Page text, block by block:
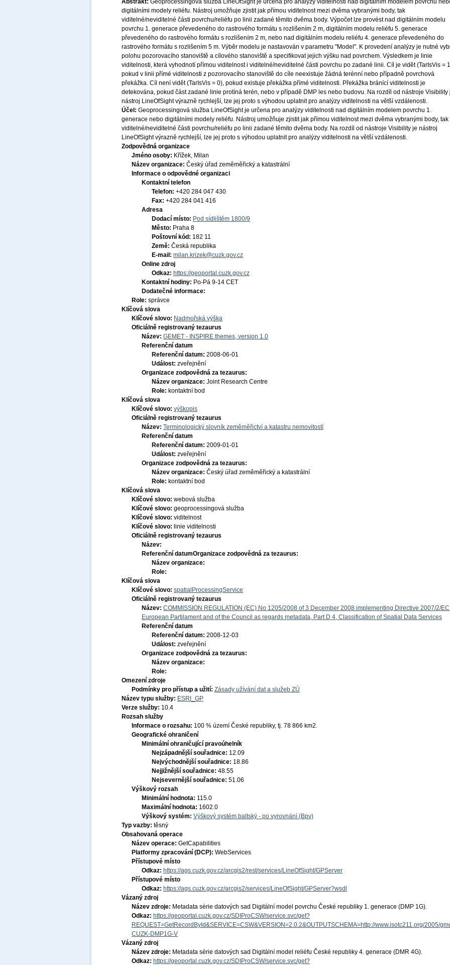
Abstrakt: Geoprocessingová služba LineOfSight je určena pro analýzy viditelnosti nad digitálním modelem povrchu
digitálními modely reliéfu. Nástroj umožňuje zjistit jak přímou viditelnost mezi dvěma vybranými body, tak
viditelné/neviditelné části povrchu/reliéfu po linii zadané těmito dvěma body. Výpočet lze provést nad digitálním modelu
povrchu 1. generace převedeného do rastrového formátu s rozlišením 2 m, digitálním modelu reliéfu 5. generace
převedeného do rastrového formátu s rozlišením 2 m, nebo nad digitálním modelu reliéfu 4. generace převedeného do
rastrového formátu s rozlišením 5 m. Výběr modelu je nastavován v parametru "Model". K provedení analýzy je nutné
polohu pozorovacího stanoviště a cílového stanoviště a specifikovat jejich výšku nad povrchem. Výsledkem je linie
viditelnosti, která vyhodnotí přímou viditelnost i viditelné/neviditelné části povrchu po zadané linii. Cíl je vidět (TarIsVis =
pokud v linii přímé viditelnosti z pozorovacího stanoviště do cíle neexistuje žádná terénní nebo případně povrchová
překážka. Cíl není vidět (TarIsVis = 0), pokud existuje překážka přímé viditelnosti. Překážka bránící viditelnosti je
detekována, pokud část zadané linie protíná terén, nebo v případě DMP les nebo budovu. Na rozdíl od nástroje Visibility
nástroj LineOfSight výrazně rychlejší, lze jej proto s výhodou uplatnit pro analýzy viditelnosti na větší vzdálenosti.
Účel: Geoprocessingová služba LineOfSight je určena pro analýzy viditelnosti nad digitálním modelem povrchu 1.
generace nebo digitálními modely reliéfu. Nástroj umožňuje zjistit jak přímou viditelnost mezi dvěma vybranými body, tak
viditelné/neviditelné části povrchu/reliéfu po linii zadané těmito dvěma body. Na rozdíl od nástroje Visibility je nástroj
LineOfSight výrazně rychlejší, lze jej proto s výhodou uplatnit pro analýzy viditelnosti na větší vzdálenosti.
Zodpovědná organizace
Jméno osoby: Křížek, Milan
Název organizace: Český úřad zeměměřický a katastrální
Informace o odpovědné organizaci
Kontaktní telefon
Telefon: +420 284 047 430
Fax: +420 284 041 416
Adresa
Dodací místo: Pod sídlištěm 1800/9
Město: Praha 8
Poštovní kód: 182 11
Země: Česká republika
E-mail: milan.krizek@cuzk.gov.cz
Online zdroj
Odkaz: https://geoportal.cuzk.gov.cz
Kontaktní hodiny: Po-Pá 9-14 CET
Dodatečné informace:
Role: správce
Klíčová slova
Klíčové slovo: Nadmořská výška
Oficiálně registrovaný tezaurus
Název: GEMET - INSPIRE themes, version 1.0
Referenční datum
Referenční datum: 2008-06-01
Událost: zveřejnění
Organizace zodpovědná za tezaurus:
Název organizace: Joint Research Centre
Role: kontaktní bod
Klíčová slova
Klíčové slovo: výškopis
Oficiálně registrovaný tezaurus
Název: Terminologický slovník zeměměřictví a katastru nemovitostí
Referenční datum
Referenční datum: 2009-01-01
Událost: zveřejnění
Organizace zodpovědná za tezaurus:
Název organizace: Český úřad zeměměřický a katastrální
Role: kontaktní bod
Klíčová slova
Klíčové slovo: webová služba
Klíčové slovo: geoprocessingová služba
Klíčové slovo: viditelnost
Klíčové slovo: linie viditelnosti
Oficiálně registrovaný tezaurus
Název:
Referenční datumOrganizace zodpovědná za tezaurus:
Název organizace:
Role:
Klíčová slova
Klíčové slovo: spatialProcessingService
Oficiálně registrovaný tezaurus
Název: COMMISSION REGULATION (EC) No 1205/2008 of 3 December 2008 implementing Directive 2007/2/EC
European Partilament and of the Council as regards metadata, Part D 4, Classification of Spatial Data Services
Referenční datum
Referenční datum: 2008-12-03
Událost: zveřejnění
Organizace zodpovědná za tezaurus:
Název organizace:
Role:
Omezení zdroje
Podmínky pro přístup a užití: Zásady užívání dat a služeb ZÚ
Název typu služby: ESRI_GP
Verze služby: 10.4
Rozsah služby
Informace o rozsahu: 100 % území České republiky, tj. 78 866 km2.
Geografické ohraničení
Minimální ohraničující pravoúhelník
Nejzápadnější souřadnice: 12.09
Nejvýchodnější souřadnice: 18.86
Nejjižnější souřadnice: 48.55
Nejsevernější souřadnice: 51.06
Výškový rozsah
Minimální hodnota: 115.0
Maximální hodnota: 1602.0
Výškový systém: Výškový systém baltský - po vyrovnání (Bpv)
Typ vazby: těsný
Obsahovaná operace
Název operace: GetCapabilities
Platformy zpracování (DCP): WebServices
Přístupové místo
Odkaz: https://ags.cuzk.gov.cz/arcgis2/rest/services/LineOfSight/GPServer
Přístupové místo
Odkaz: https://ags.cuzk.gov.cz/arcgis2/services/LineOfSight/GPServer?wsdl
Vázaný zdroj
Název zdroje: Metadata série datových sad Digitální model povrchu České republiky 1. generace (DMP 1G).
Odkaz: https://geoportal.cuzk.gov.cz/SDIProCSW/service.svc/get?
REQUEST=GetRecordById&SERVICE=CSW&VERSION=2.0.2&OUTPUTSCHEMA=http://www.isotc211.org/2005/
CUZK-DMP1G-V
Vázaný zdroj
Název zdroje: Metadata série datových sad Digitální model reliéfu České republiky 4. generace (DMR 4G).
Odkaz: https://geoportal.cuzk.gov.cz/SDIProCSW/service.svc/get?